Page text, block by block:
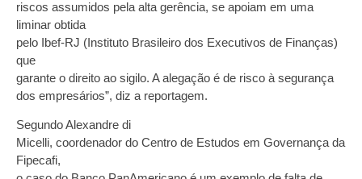
riscos assumidos pela alta gerência, se apoiam em uma
liminar obtida
pelo Ibef-RJ (Instituto Brasileiro dos Executivos de Finanças)
que
garante o direito ao sigilo. A alegação é de risco à segurança
dos empresários”, diz a reportagem.
Segundo Alexandre di
Micelli, coordenador do Centro de Estudos em Governança da
Fipecafi,